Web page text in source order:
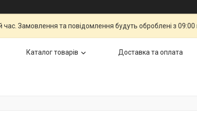
час. Замовлення та повідомлення будуть оброблені з
Каталог товарів Доставка та оплата